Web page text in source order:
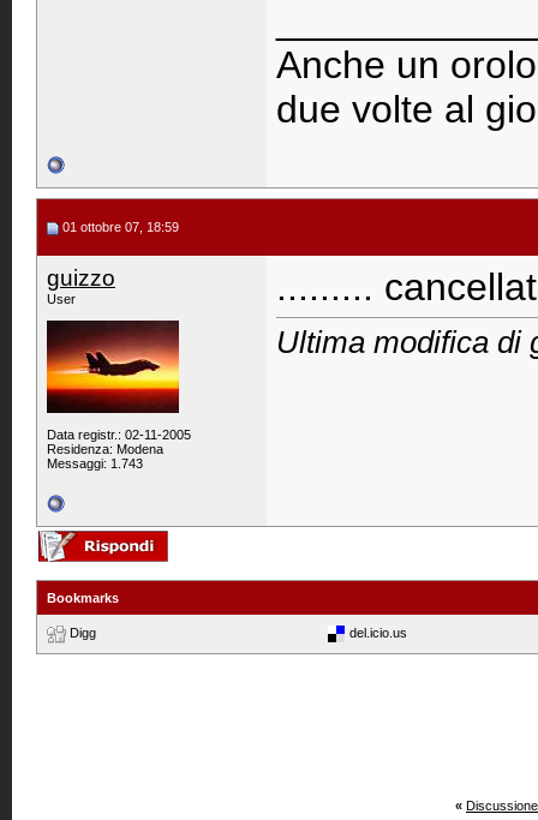
Anche un
due volte al
01 ottobre 07, 18:59
guizzo
User
Data registr.: 02-11-2005
Residenza: Modena
Messaggi: 1.743
.........
Ultima modifica di
Bookmarks
Digg del.icio.us
«